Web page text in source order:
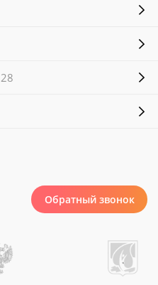
28
Обратный звонок